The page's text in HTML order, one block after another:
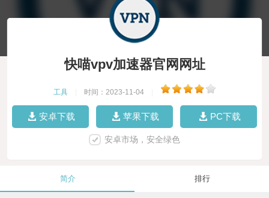
快喵vpv加速器官网网址
工具 时间：2023-11-04
安卓下载 苹果下载 PC下载
安卓市场，安全绿色
简介 排行